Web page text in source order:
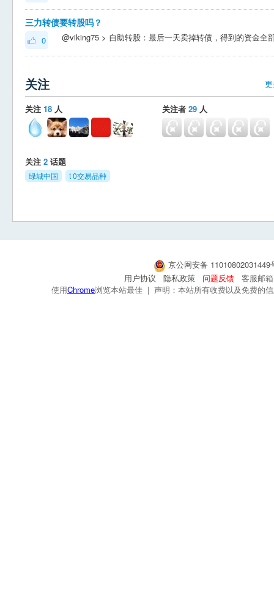
三力转债要转股吗？
0
关注
关注 18 人 关注者 29 人
关注 2 话题
绿城中国 t 0交易品种
京公网安备
用户协议
隐私政策 问题反馈
客服邮
使用Chrome浏览本站最佳 | 声明：本站所有收费以及免费的